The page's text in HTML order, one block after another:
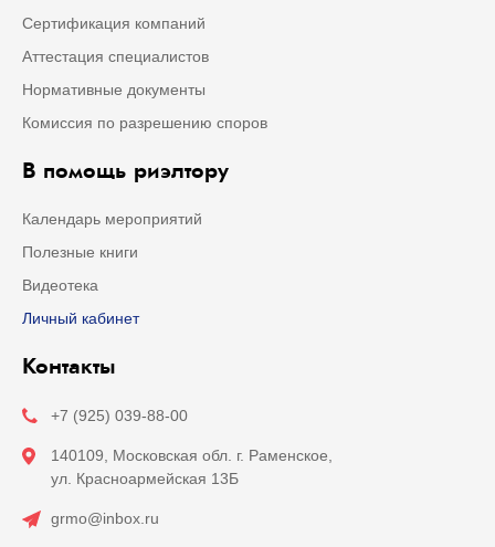
Сертификация компаний
Аттестация специалистов
Нормативные документы
Комиссия по разрешению споров
В помощь риэлтору
Календарь мероприятий
Полезные книги
Видеотека
Личный кабинет
Контакты
+7 (925) 039-88-00
140109, Московская обл. г. Раменское,
ул. Красноармейская 13Б
grmo@inbox.ru